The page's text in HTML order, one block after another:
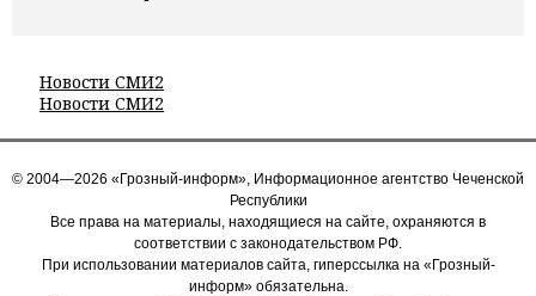
Новости СМИ2
Новости СМИ2
© 2004—2026 «Грозный-информ», Информационное агентство Чеченской
Республики
Все права на материалы, находящиеся на сайте, охраняются в
соответствии с законодательством РФ.
При использовании материалов сайта, гиперссылка на «Грозный-
информ» обязательна.